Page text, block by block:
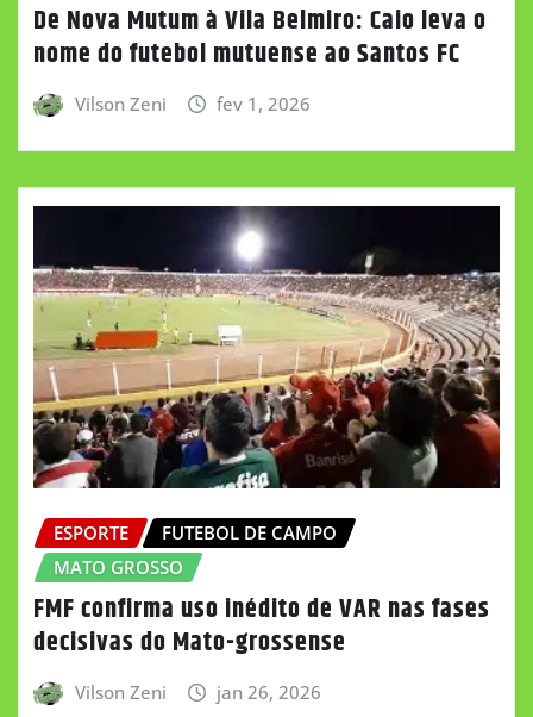
De Nova Mutum à Vila Belmiro: Caio leva o
nome do futebol mutuense ao Santos FC
Vilson Zeni fev 1, 2026
ESPORTE
FUTEBOL DE CAMPO
MATO GROSSO
FMF confirma uso inédito de VAR nas fases
decisivas do Mato-grossense
Vilson Zeni jan 26, 2026